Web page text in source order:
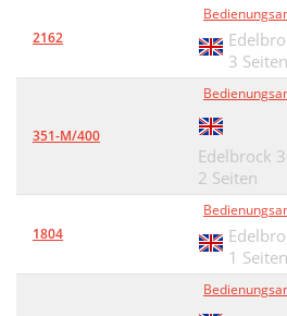
2162
3 Seiten
351-M/400
Edelbrock
2 Seiten
1804
1 Seiten